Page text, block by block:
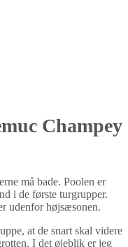
Champey
må bade. Poolen er
i de første turgrupper.
udenfor højsæsonen.
at de snart skal videre
I det øjeblik er jeg